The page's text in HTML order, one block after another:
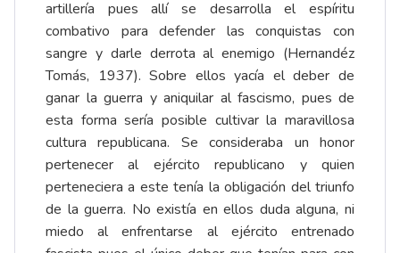
artillería pues allí se desarrolla el espíritu
combativo para defender las conquistas con
sangre y darle derrota al enemigo (Hernandéz
Tomás, 1937). Sobre ellos yacía el deber de
ganar la guerra y aniquilar al fascismo, pues de
esta forma sería posible cultivar la maravillosa
cultura republicana. Se consideraba un honor
pertenecer al ejército republicano y quien
perteneciera a este tenía la obligación del triunfo
de la guerra. No existía en ellos duda alguna, ni
miedo al enfrentarse al ejército entrenado